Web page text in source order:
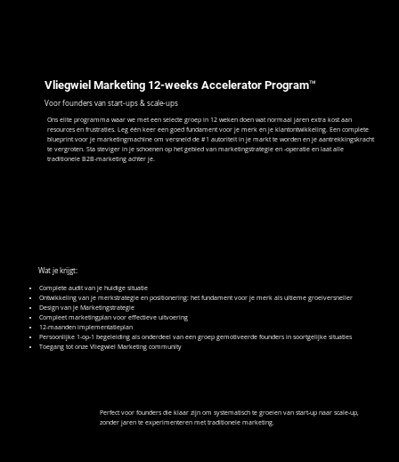
Vliegwiel Marketing 12-weeks Accelerator Program™
Voor founders van start-ups & scale-ups
Ons elite programma waar we met een selecte groep in 12 weken doen wat normaal jaren extra kost aan
resources en frustraties. Leg één keer een goed fundament voor je merk en je klantontwikkeling. Een complete
blueprint voor je marketingmachine om versneld de #1 autoriteit in je markt te worden en je aantrekkingskracht
te vergroten. Sta steviger in je schoenen op het gebied van marketingstrategie en -operatie en laat alle
traditionele B2B-marketing achter je.
Wat je krijgt:
Complete audit van je huidige situatie
Ontwikkeling van je merkstrategie en positionering: het fundament voor je merk als ultieme groeiversneller
Design van je Marketingstrategie
Compleet marketingplan voor effectieve uitvoering
12-maanden implementatieplan
Persoonlijke 1-op-1 begeleiding als onderdeel van een groep gemotiveerde founders in soortgelijke situaties
Toegang tot onze Vliegwiel Marketing community
Perfect voor founders die klaar zijn om systematisch te groeien van start-up naar scale-up,
zonder jaren te experimenteren met traditionele marketing.